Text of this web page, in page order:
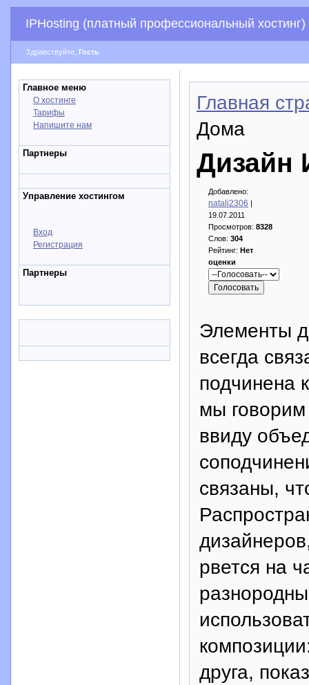
IPHosting (платный профессиональный хостинг)
Здравствуйте, Гость
Главное меню
О хостинге
Тарифы
Напишите нам
Партнеры
Управление хостингом
Вход
Регистрация
Партнеры
Главная
Дома
Дизайн
Добавлено:
natali2306 |
19.07.2011
Просмотров: 8328
Слов: 304
Рейтинг: Нет
оценки
Элементы
всегда
подчинена
мы
ввиду
связаны,
рвется на
друга,